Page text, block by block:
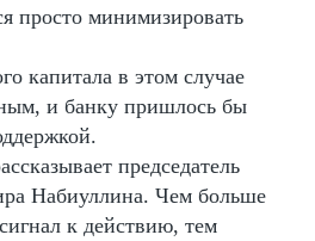
просто минимизировать
капитала в этом случае
и банку пришлось бы
председатель
Набиуллина. Чем больше
к действию, тем